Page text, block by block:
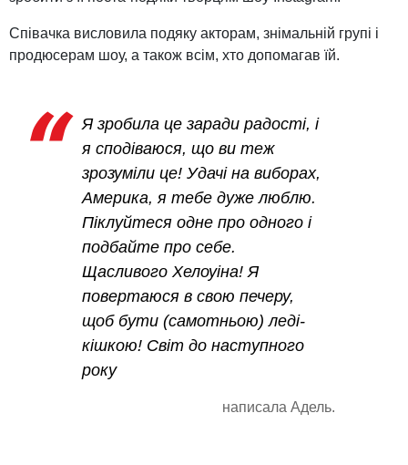
Співачка висловила подяку акторам, знімальній групі і
продюсерам шоу, а також всім, хто допомагав їй.
Я зробила це заради радості, і
я сподіваюся, що ви теж
зрозуміли це! Удачі на виборах,
Америка, я тебе дуже люблю.
Піклуйтеся одне про одного і
подбайте про себе.
Щасливого Хелоуіна! Я
повертаюся в свою печеру,
щоб бути (самотньою) леді-
кішкою! Світ до наступного
року
написала Адель.